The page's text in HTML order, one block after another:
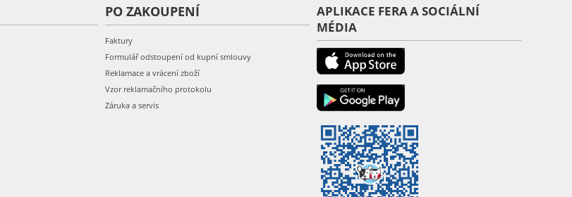
PO ZAKOUPENÍ
Faktury
Formulář odstoupení od kupní smlouvy
Reklamace a vrácení zboží
Vzor reklamačního protokolu
Záruka a servis
APLIKACE FERA A SOCIÁLNÍ
MÉDIA